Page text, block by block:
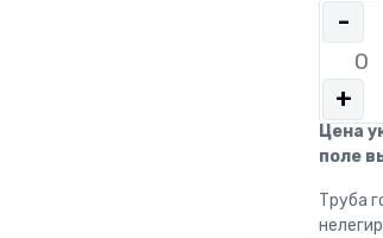
-
+
Цена
поле
Труба